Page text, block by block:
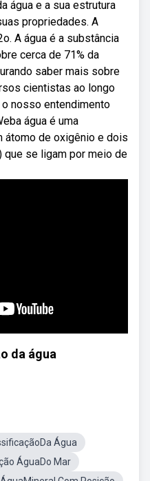
água e a sua estrutura
propriedades. A
A água é a substância
cerca de 71% da
saber mais sobre
cientistas ao longo
nosso entendimento
água é uma
átomo de oxigênio e dois
que se ligam por meio de
da água
Água
ÁguaDo Mar